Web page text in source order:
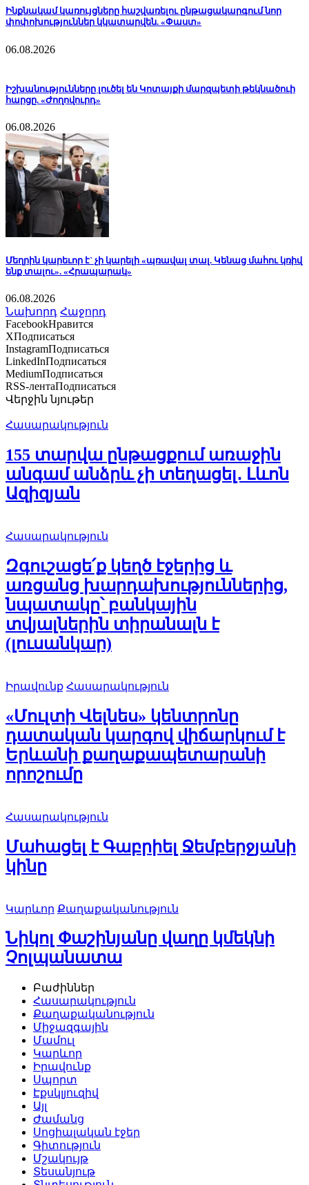
Ինքնակամ կառույցները հաշվառելու ընթացակարգում նոր
փոփոխություններ կկատարվեն. «Փաստ»
06.08.2026
Իշխանությունները լուծել են Կոտայքի մարզպետի թեկնածուի
հարցը. «Ժողովուրդ»
06.08.2026
Մեղրին կարեւոր է` չի կարելի «պռավալ տալ. Կենաց մահու կռիվ
ենք տալու». «Հրապարակ»
06.08.2026
Նախորդ Հաջորդ
FacebookНравится
XПодписаться
InstagramПодписаться
LinkedInПодписаться
MediumПодписаться
RSS-лентаПодписаться
Վերջին նյութեր
Հասարակություն
155 տարվա ընթացքում առաջին
անգամ անձրև չի տեղացել․ Լևոն
Ազիզյան
Հասարակություն
Զգուշացե՛ք կեղծ էջերից և
առցանց խարդախություններից,
նպատակը՝ բանկային
տվյալներին տիրանալն է
(լուսանկար)
Իրավունք Հասարակություն
«Մուլտի Վելնես» կենտրոնը
դատական կարգով վիճարկում է
Երևանի քաղաքապետարանի
որոշումը
Հասարակություն
Մահացել է Գաբրիել Ջեմբերջյանի
կինը
Կարևոր Քաղաքականություն
Նիկոլ Փաշինյանը վաղը կմեկնի
Չոլպանատա
Բաժիններ
Հասարակություն
Քաղաքականություն
Միջազգային
Մամուլ
Կարևոր
Իրավունք
Սպորտ
Էքսկլյուզիվ
Այլ
Ժամանց
Սոցիալական էջեր
Գիտություն
Մշակույթ
Տեսանյութ